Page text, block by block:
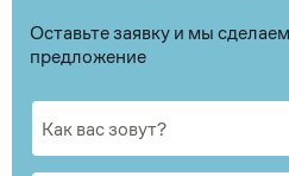
Оставьте заявку и мы
предложение